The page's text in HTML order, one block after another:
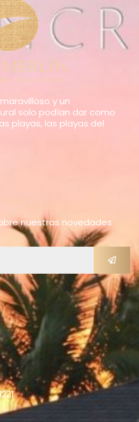
y un
solo podían dar como
playas, las playas del
nuestras novedades